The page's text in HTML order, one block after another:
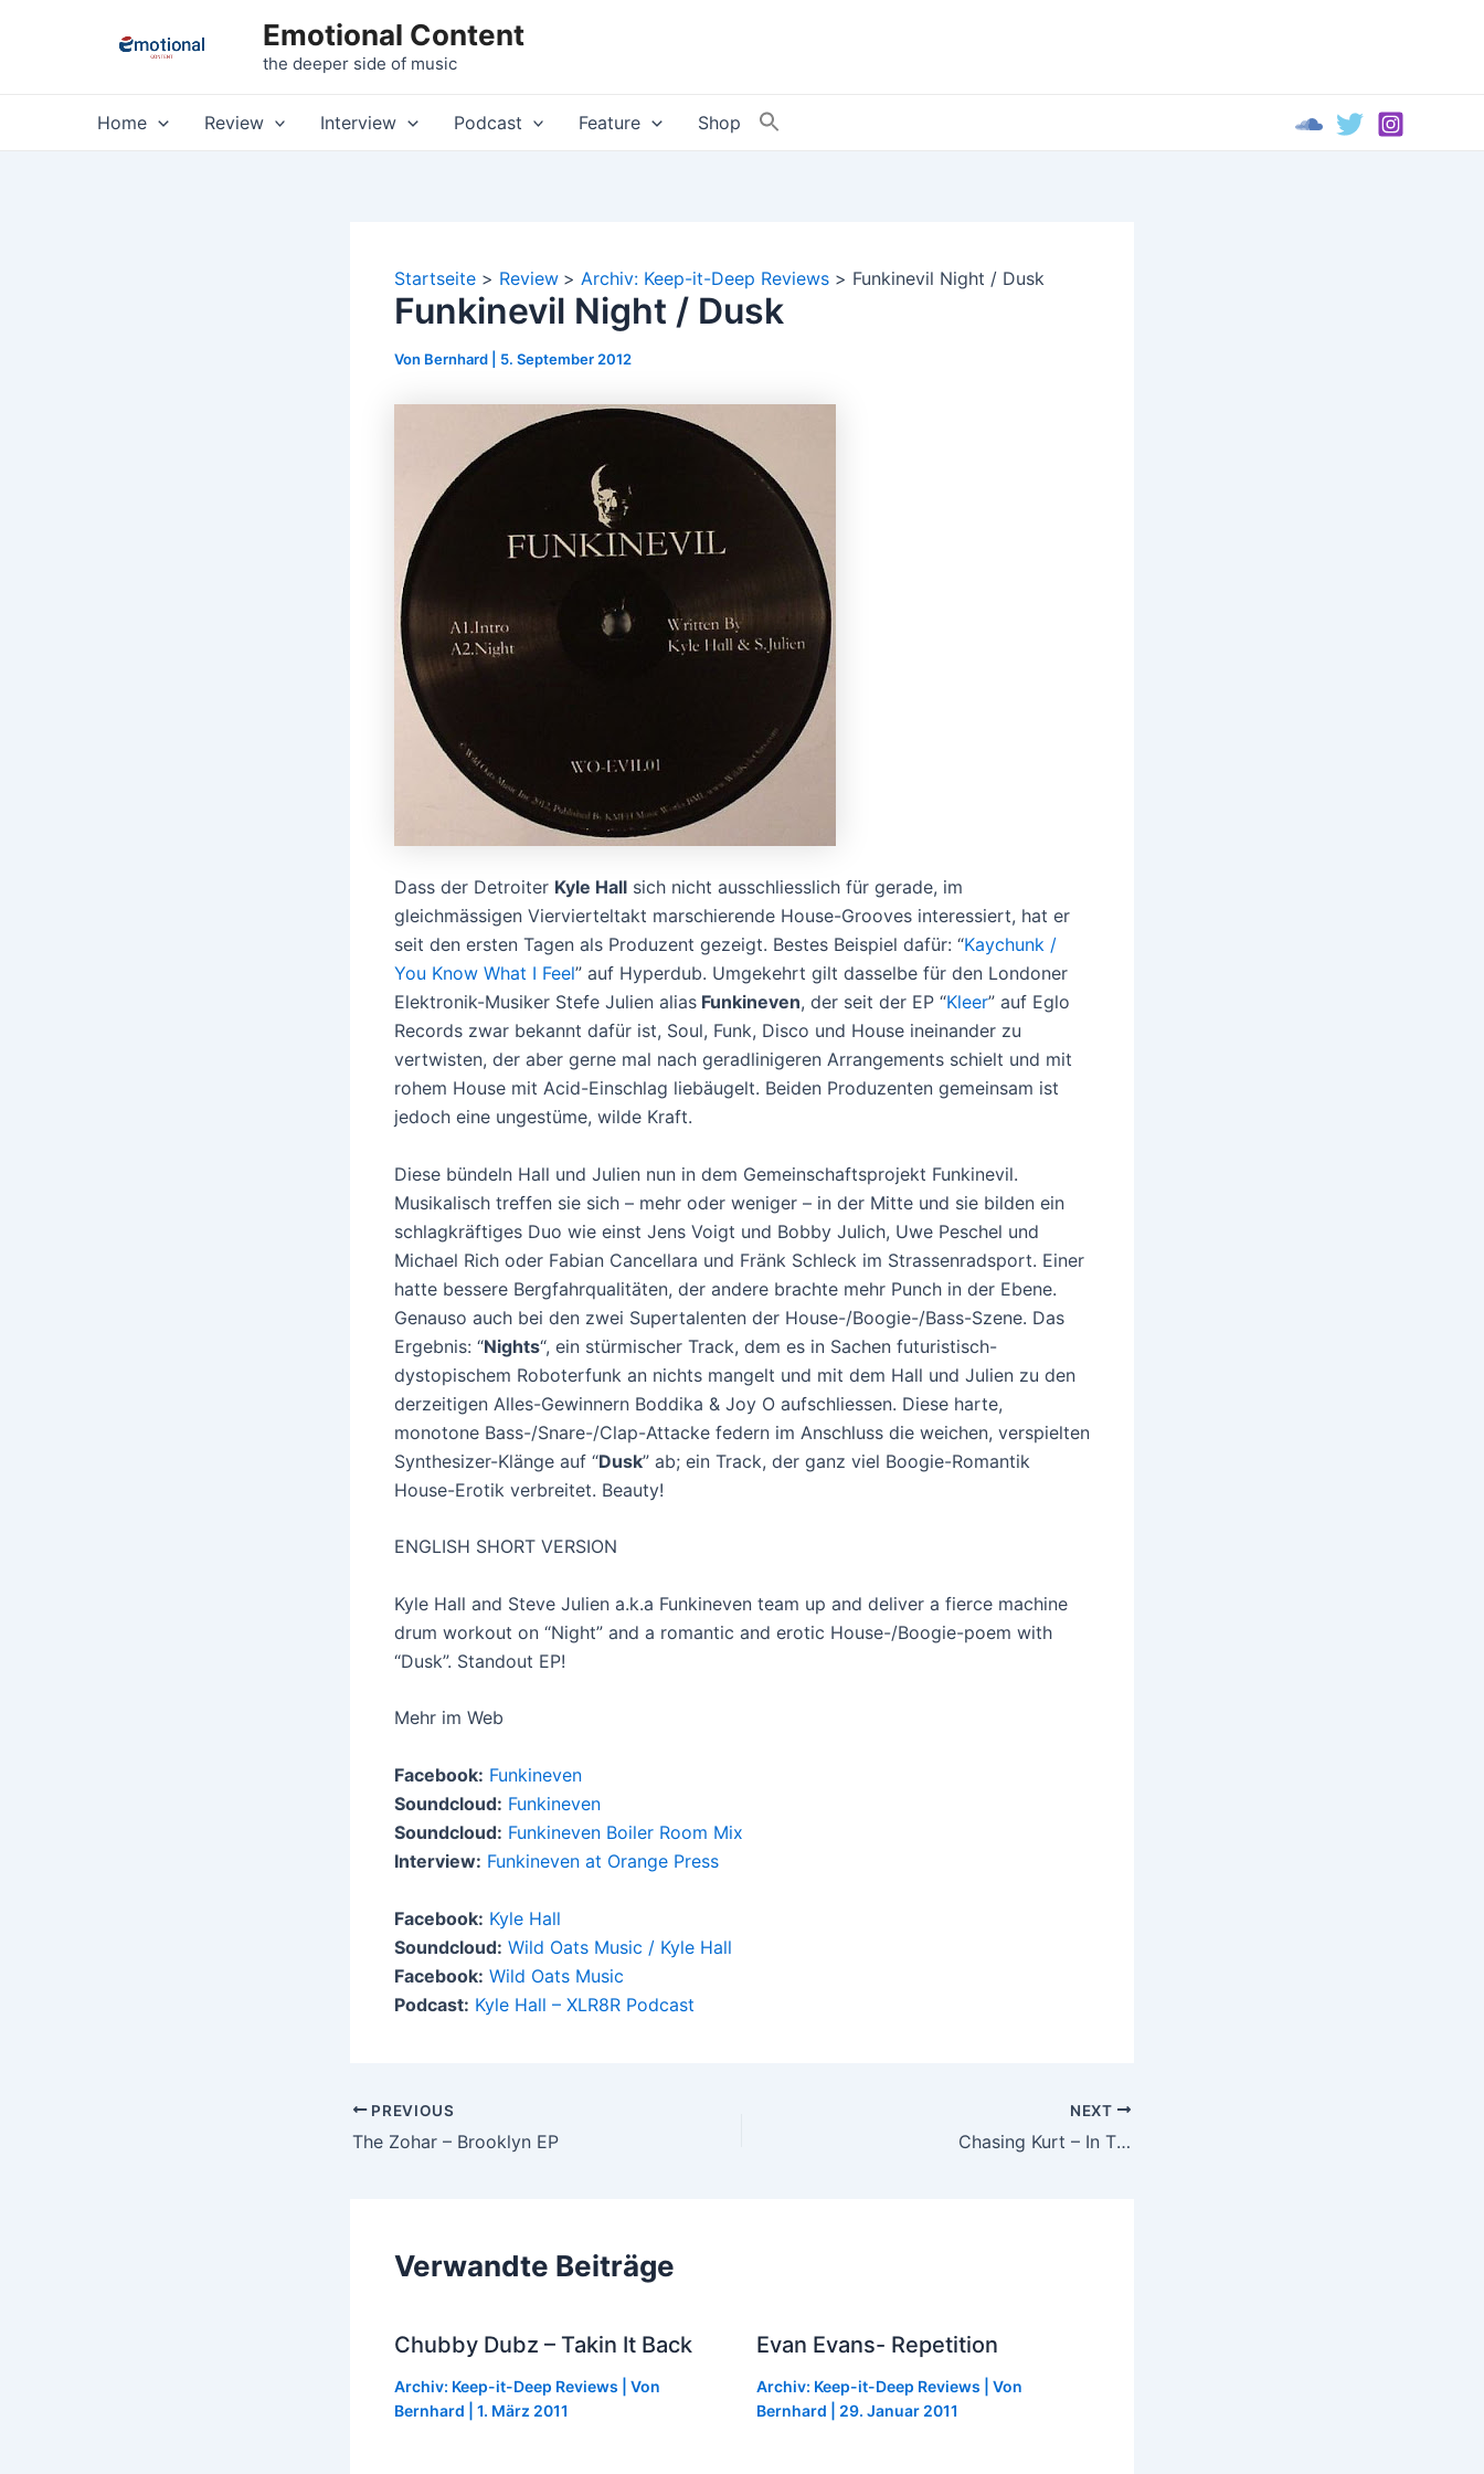
Emotional Content
the deeper side of music
Home Review Interview Podcast Feature Shop
Startseite Review Archiv: Keep-it-Deep Reviews Funkinevil Night / Dusk
Funkinevil Night / Dusk
Von Bernhard 5. September 2012
Dass der Detroiter Kyle Hall sich nicht ausschliesslich für gerade, im
gleichmässigen Viervierteltakt marschierende House-Grooves interessiert, hat er
seit den ersten Tagen als Produzent gezeigt. Bestes Beispiel dafür: “Kaychunk /
You Know What I Feel” auf Hyperdub. Umgekehrt gilt dasselbe für den Londoner
Elektronik-Musiker Stefe Julien alias Funkineven, der seit der EP “Kleer” auf Eglo
Records zwar bekannt dafür ist, Soul, Funk, Disco und House ineinander zu
vertwisten, der aber gerne mal nach geradlinigeren Arrangements schielt und mit
rohem House mit Acid-Einschlag liebäugelt. Beiden Produzenten gemeinsam ist
jedoch eine ungestüme, wilde Kraft.
Diese bündeln Hall und Julien nun in dem Gemeinschaftsprojekt Funkinevil.
Musikalisch treffen sie sich – mehr oder weniger – in der Mitte und sie bilden ein
schlagkräftiges Duo wie einst Jens Voigt und Bobby Julich, Uwe Peschel und
Michael Rich oder Fabian Cancellara und Fränk Schleck im Strassenradsport. Einer
hatte bessere Bergfahrqualitäten, der andere brachte mehr Punch in der Ebene.
Genauso auch bei den zwei Supertalenten der House-/Boogie-/Bass-Szene. Das
Ergebnis: “Nights“, ein stürmischer Track, dem es in Sachen futuristisch-
dystopischem Roboterfunk an nichts mangelt und mit dem Hall und Julien zu den
derzeitigen Alles-Gewinnern Boddika & Joy O aufschliessen. Diese harte,
monotone Bass-/Snare-/Clap-Attacke federn im Anschluss die weichen, verspielten
Synthesizer-Klänge auf “Dusk” ab; ein Track, der ganz viel Boogie-Romantik
House-Erotik verbreitet. Beauty!
ENGLISH SHORT VERSION
Kyle Hall and Steve Julien a.k.a Funkineven team up and deliver a fierce machine
drum workout on “Night” and a romantic and erotic House-/Boogie-poem with
“Dusk”. Standout EP!
Mehr im Web
Facebook: Funkineven
Soundcloud: Funkineven
Soundcloud: Funkineven Boiler Room Mix
Interview: Funkineven at Orange Press
Facebook: Kyle Hall
Soundcloud: Wild Oats Music / Kyle Hall
Facebook: Wild Oats Music
Podcast: Kyle Hall – XLR8R Podcast
Post
navigation
PREVIOUS
The Zohar – Brooklyn EP
NEXT
Chasing Kurt – In The Air
Verwandte Beiträge
Chubby Dubz – Takin It Back
Archiv: Keep-it-Deep Reviews | Von
Bernhard
1. März 2011
Evan Evans- Repetition
Archiv: Keep-it-Deep Reviews | Von
Bernhard
29. Januar 2011